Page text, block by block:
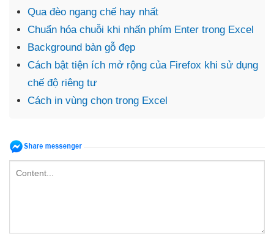
Qua đèo ngang chế hay nhất
Chuẩn hóa chuỗi khi nhấn phím Enter trong Excel
Background bàn gỗ đẹp
Cách bật tiện ích mở rộng của Firefox khi sử dụng
chế độ riêng tư
Cách in vùng chọn trong Excel